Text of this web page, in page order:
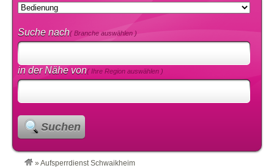
Suche nach( Branche auswählen )
in der Nähe von( Ihre Region auswählen )
Suchen
» Aufsperrdienst Schwaikheim